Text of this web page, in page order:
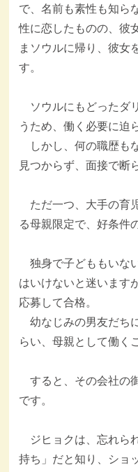
で、名前も素性も知ら
性に恋したものの、彼
まソウルに帰り、彼女
す。
ソウルにもどったダ
うため、働く必要に迫
しかし、何の職歴も
見つからず、面接で断
ただ一つ、大手の育
る母親限定で、好条件
独身で子どももいな
はいけないと迷います
応募して合格。
幼なじみの男友だち
らい、母親として働く
すると、その会社の
です。
ジヒョクは、忘れら
持ち」だと知り、ショ